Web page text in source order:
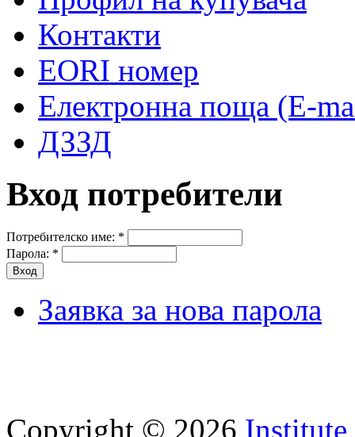
Контакти
EORI номер
Електронна поща (E-
ДЗЗД
Вход потребители
Потребителско име: *
Парола: *
Заявка за нова парола
Copyright © 2026